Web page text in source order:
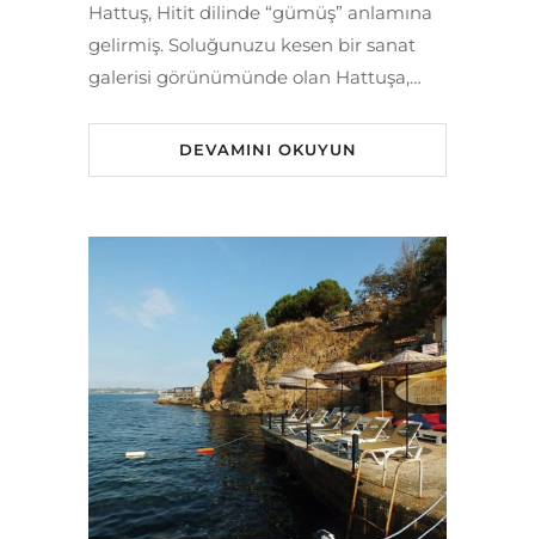
Hattuş, Hitit dilinde “gümüş” anlamına
gelirmiş. Soluğunuzu kesen bir sanat
galerisi görünümünde olan Hattuşa,…
DEVAMINI OKUYUN